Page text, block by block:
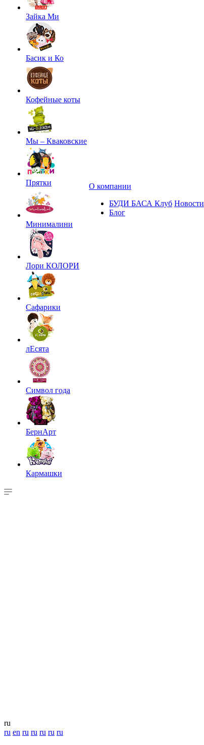
Зайка Ми
Басик и Ко
Кофейные коты
Мы – Кваковские
Прятки
Минималини
Лори КОЛОРИ
Сафарики
лЕсята
Символ года
БернАрт
Кармашки
О компании
БУДИ БАСА Клуб
Блог
Новости
ru
ru en ru ru ru ru ru